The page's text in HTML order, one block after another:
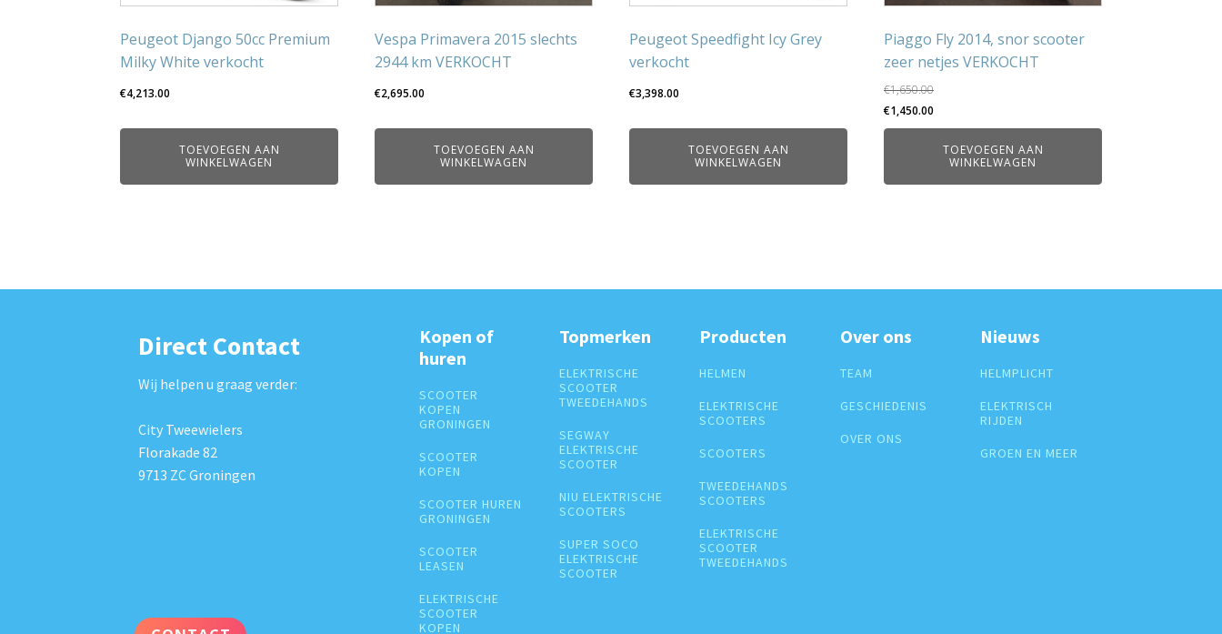
Peugeot Django 50cc Premium
Milky White verkocht
€4,213.00
TOEVOEGEN AAN
WINKELWAGEN
Vespa Primavera 2015 slechts
2944 km VERKOCHT
€2,695.00
TOEVOEGEN AAN
WINKELWAGEN
Peugeot Speedfight Icy Grey
verkocht
€3,398.00
TOEVOEGEN AAN
WINKELWAGEN
Piaggo Fly 2014, snor scooter
zeer netjes VERKOCHT
€1,650.00
Oorspronkelijke
prijs
€1,450.00
prijs
is:TOEVOEGEN AAN
WINKELWAGEN
Direct Contact
Wij helpen u graag verder:
City Tweewielers
Florakade 82
9713 ZC Groningen
Kopen of
huren
SCOOTER
KOPEN
GRONINGEN
SCOOTER
KOPEN
SCOOTER HUREN
GRONINGEN
SCOOTER
LEASEN
ELEKTRISCHE
SCOOTER
KOPEN
Topmerken
ELEKTRISCHE
SCOOTER
TWEEDEHANDS
SEGWAY
ELEKTRISCHE
SCOOTER
NIU ELEKTRISCHE
SCOOTERS
SUPER SOCO
ELEKTRISCHE
SCOOTER
Producten
HELMEN
ELEKTRISCHE
SCOOTERS
SCOOTERS
TWEEDEHANDS
SCOOTERS
ELEKTRISCHE
SCOOTER
TWEEDEHANDS
Over ons
TEAM
GESCHIEDENIS
OVER ONS
Nieuws
HELMPLICHT
ELEKTRISCH
RIJDEN
GROEN EN MEER